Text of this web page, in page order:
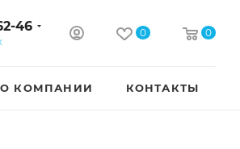
46 0 0
О КОМПАНИИ КОНТАКТЫ